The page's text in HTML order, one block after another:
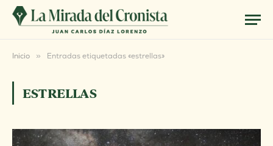
Inicio » Entradas etiquetadas «estrellas»
ESTRELLAS